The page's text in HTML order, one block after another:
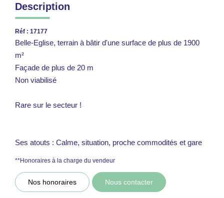
Description
Réf : 17177
Belle-Eglise, terrain à bâtir d'une surface de plus de 1900
m²
Façade de plus de 20 m
Non viabilisé
Rare sur le secteur !
Ses atouts : Calme, situation, proche commodités et gare
**Honoraires à la charge du vendeur
Nos honoraires Nous contacter